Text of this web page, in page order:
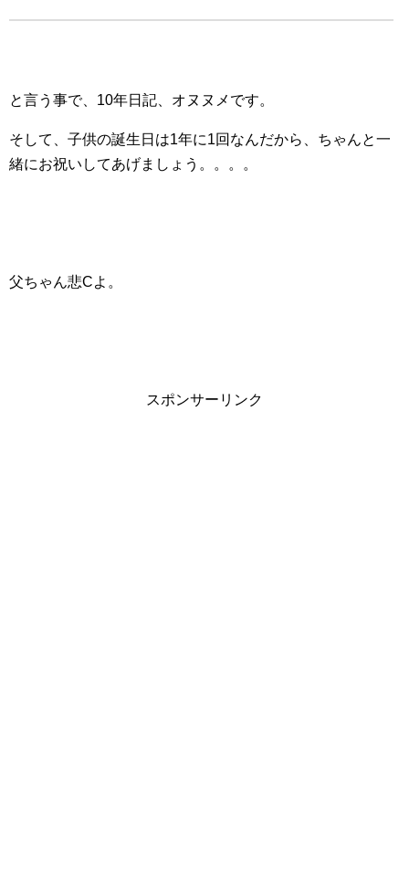
と言う事で、10年日記、オヌヌメです。
そして、子供の誕生日は1年に1回なんだから、ちゃんと一
緒にお祝いしてあげましょう。。。。
父ちゃん悲Cよ。
スポンサーリンク